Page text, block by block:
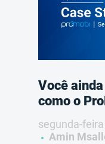
Você
como o
segunda-
Amin